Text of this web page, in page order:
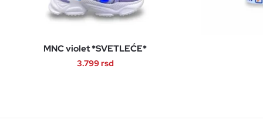
MNC violet *SVETLEĆE*
3.799rsd